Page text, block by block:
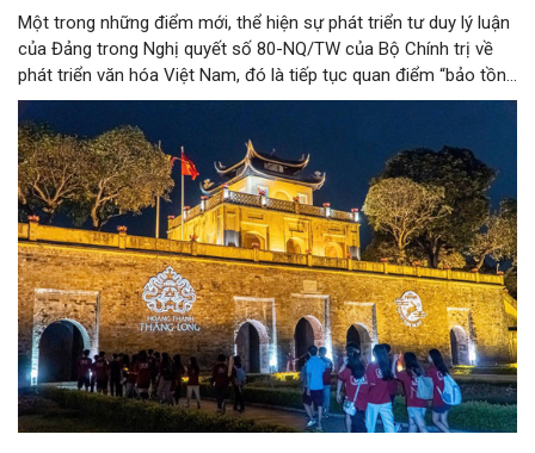
Một trong những điểm mới, thể hiện sự phát triển tư duy lý luận
của Đảng trong Nghị quyết số 80-NQ/TW của Bộ Chính trị về
phát triển văn hóa Việt Nam, đó là tiếp tục quan điểm “bảo tồn
và phát huy giá trị di sản văn hóa gắn kết với phát triển kinh tế -
xã hội và du lịch”; đồng thời, nâng lên một tầm cao mới: “phát
triển kinh tế di sản”.